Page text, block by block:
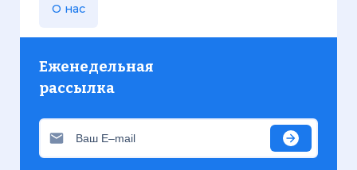
О нас
Еженедельная
рассылка